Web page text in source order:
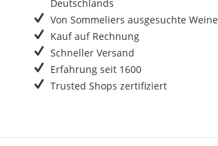
Deutschlands
Von Sommeliers ausgesuchte Weine
Kauf auf Rechnung
Schneller Versand
Erfahrung seit 1600
Trusted Shops zertifiziert